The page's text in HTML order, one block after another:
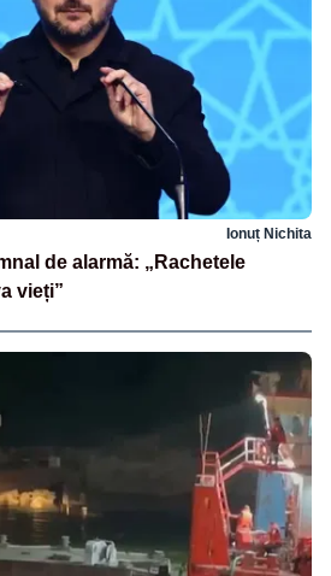
Ionuț Nichita
de alarmă: „Rachetele
vieți”